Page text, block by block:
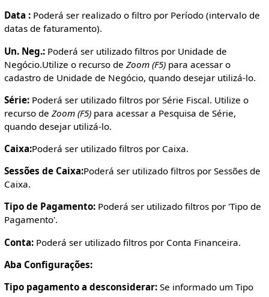
Data : Poderá ser realizado o filtro por Período (intervalo de
datas de faturamento).
Un. Neg.:Poderá ser utilizado filtros por Unidade de
Negócio.Utilize o recurso de Zoom (F5)para acessar o
cadastro de Unidade de Negócio, quando desejar utilizá-lo.
Série:Poderá ser utilizado filtros por Série Fiscal. Utilize o
recurso de Zoom (F5)para acessar a Pesquisa de Série,
quando desejar utilizá-lo.
Caixa:Poderá ser utilizado filtros por Caixa.
Sessões de Caixa:Poderá ser utilizado filtros por Sessões de
Caixa.
Tipo de Pagamento:Poderá ser utilizado filtros por 'Tipo de
Pagamento'.
Conta:Poderá ser utilizado filtros por Conta Financeira.
Aba Configurações:
Tipo pagamento a desconsiderar:Se informado um Tipo